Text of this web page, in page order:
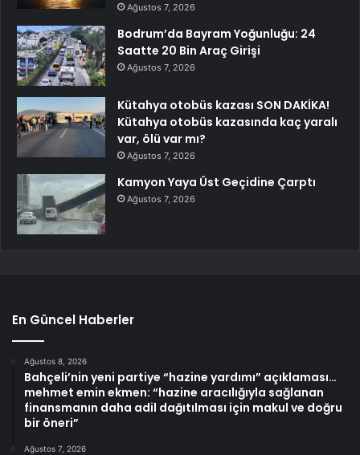
Ağustos 7, 2026
Bodrum’da Bayram Yoğunluğu: 24
Saatte 20 Bin Araç Girişi
Ağustos 7, 2026
Kütahya otobüs kazası SON DAKİKA!
Kütahya otobüs kazasında kaç yaralı
var, ölü var mı?
Ağustos 7, 2026
Kamyon Yaya Üst Geçidine Çarptı
Ağustos 7, 2026
En Güncel Haberler
Ağustos 8, 2026
Bahçeli’nin yeni partiye “hazine yardımı” açıklaması…
mehmet emin ekmen: “hazine aracılığıyla sağlanan
finansmanın daha adil dağıtılması için makul ve doğru
bir öneri”
Ağustos 7, 2026